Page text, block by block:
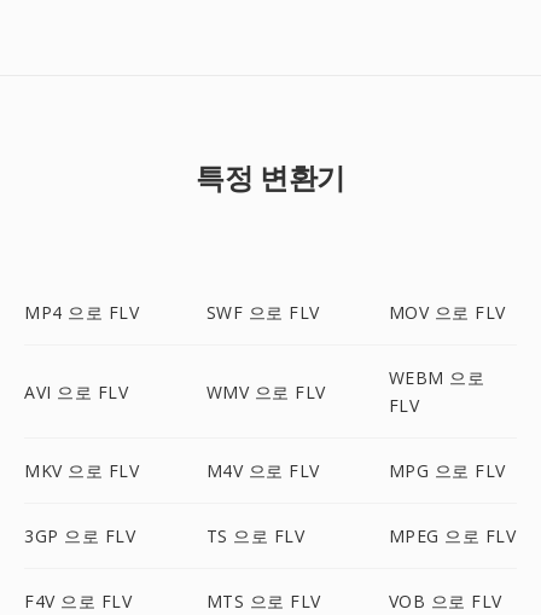
특정 변환기
MP4 으로 FLV SWF 으로 FLV MOV 으로 FLV
AVI 으로 FLV WMV 으로 FLV
WEBM 으로
FLV
MKV 으로 FLV M4V 으로 FLV MPG 으로 FLV
3GP 으로 FLV TS 으로 FLV MPEG 으로 FLV
F4V 으로 FLV MTS 으로 FLV VOB 으로 FLV